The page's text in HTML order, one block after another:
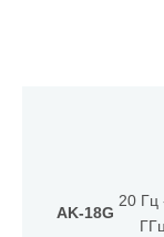
AK-18G
20 Гц
ГГц